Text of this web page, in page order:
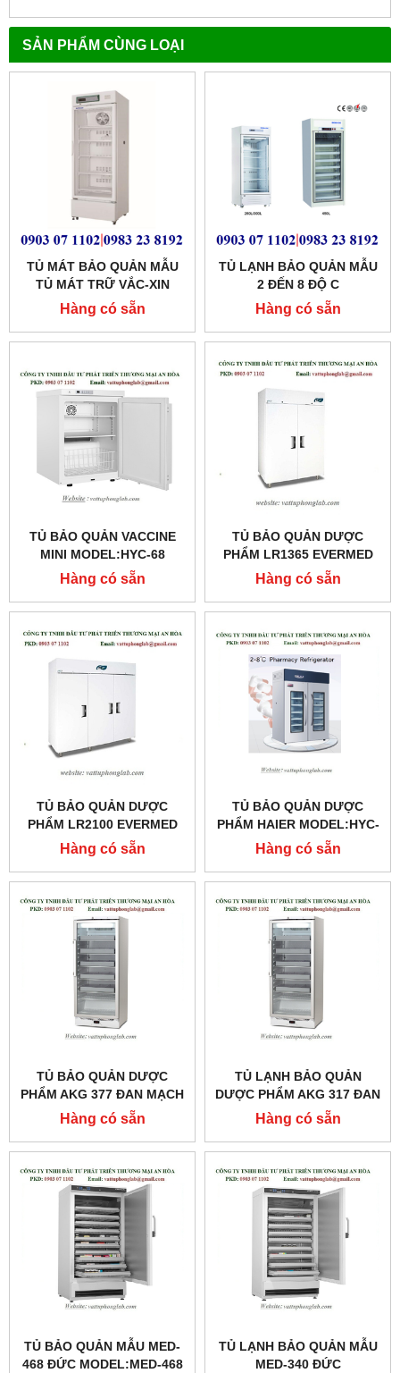
SẢN PHẨM CÙNG LOẠI
TỦ MÁT BẢO QUẢN MẪU
TỦ MÁT TRỮ VẮC-XIN
BIOBASE
Hàng có sẵn
TỦ LẠNH BẢO QUẢN MẪU
2 ĐẾN 8 ĐỘ C
Hàng có sẵn
TỦ BẢO QUẢN VACCINE
MINI MODEL:HYC-68
Hàng có sẵn
TỦ BẢO QUẢN DƯỢC
PHẨM LR1365 EVERMED
MODEL:LR1365
Hàng có sẵn
TỦ BẢO QUẢN DƯỢC
PHẨM LR2100 EVERMED
MODEL:LR2100
Hàng có sẵn
TỦ BẢO QUẢN DƯỢC
PHẨM HAIER MODEL:HYC-
260
Hàng có sẵn
TỦ BẢO QUẢN DƯỢC
PHẨM AKG 377 ĐAN MẠCH
MODEL:AKG 377
Hàng có sẵn
TỦ LẠNH BẢO QUẢN
DƯỢC PHẨM AKG 317 ĐAN
MẠCH MODEL:AKG 317
Hàng có sẵn
TỦ BẢO QUẢN MẪU MED-
468 ĐỨC MODEL:MED-468
TỦ LẠNH BẢO QUẢN MẪU
MED-340 ĐỨC